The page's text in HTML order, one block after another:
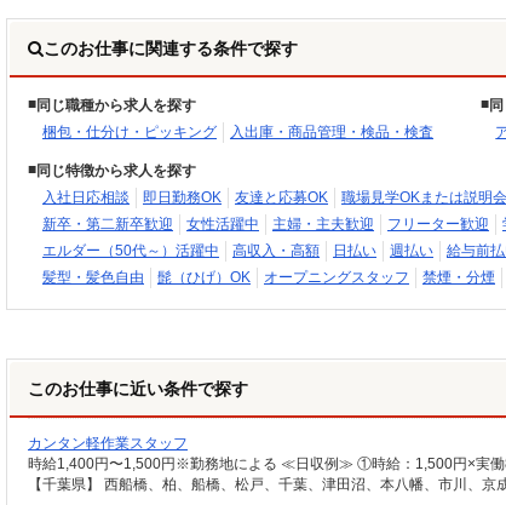
このお仕事に関連する条件で探す
同じ職種から求人を探す
梱包・仕分け・ピッキング
入出庫・商品管理・検品・検査
同じ特徴から求人を探す
入社日応相談
即日勤務OK 友達と応募OK 職場見学OKまたは説明
新卒・第二新卒歓迎
女性活躍中 主婦・主夫歓迎 フリーター歓迎
エルダー（50代～）活躍中
高収入・高額 日払い 週払い 給与前
髪型・髪色自由
髭（ひげ）OK オープニングスタッフ 禁煙・分煙
このお仕事に近い条件で探す
カンタン軽作業スタッフ